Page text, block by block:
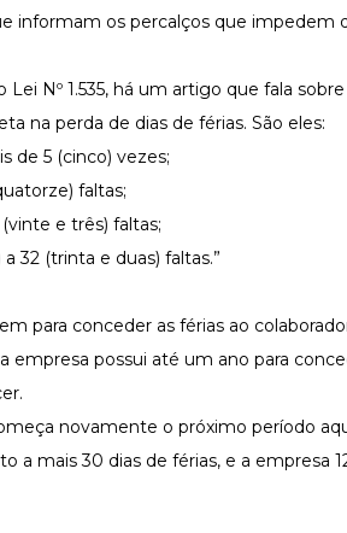
informam os percalços que impedem
Lei Nº 1.535, há um artigo que fala sobre
na perda de dias de férias. São eles:
de 5 (cinco) vezes;
faltas;
e três) faltas;
32 (trinta e duas) faltas.”
para conceder as férias ao
empresa possui até um ano para
novamente o próximo período
a mais 30 dias de férias, e a empresa